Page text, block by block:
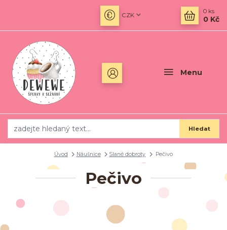
Menu
CZK
Hledat
0 ks
0 Kč
Úvod Náušnice Slané dobroty Pečivo
Pečivo